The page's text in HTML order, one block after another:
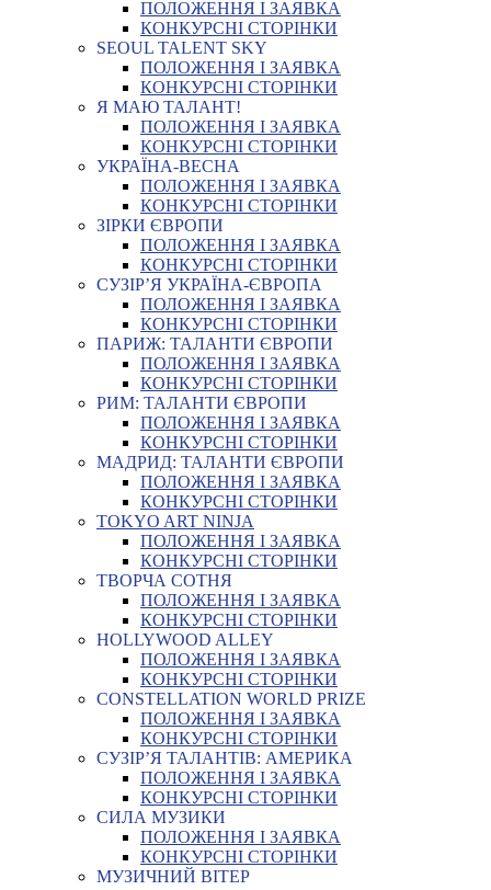
ПОЛОЖЕННЯ І ЗАЯВКА
КОНКУРСНІ СТОРІНКИ
SEOUL TALENT SKY
ПОЛОЖЕННЯ І ЗАЯВКА
КОНКУРСНІ СТОРІНКИ
Я МАЮ ТАЛАНТ!
ПОЛОЖЕННЯ І ЗАЯВКА
КОНКУРСНІ СТОРІНКИ
УКРАЇНА-ВЕСНА
ПОЛОЖЕННЯ І ЗАЯВКА
КОНКУРСНІ СТОРІНКИ
ЗІРКИ ЄВРОПИ
ПОЛОЖЕННЯ І ЗАЯВКА
КОНКУРСНІ СТОРІНКИ
СУЗІР’Я УКРАЇНА-ЄВРОПА
ПОЛОЖЕННЯ І ЗАЯВКА
КОНКУРСНІ СТОРІНКИ
ПАРИЖ: ТАЛАНТИ ЄВРОПИ
ПОЛОЖЕННЯ І ЗАЯВКА
КОНКУРСНІ СТОРІНКИ
РИМ: ТАЛАНТИ ЄВРОПИ
ПОЛОЖЕННЯ І ЗАЯВКА
КОНКУРСНІ СТОРІНКИ
МАДРИД: ТАЛАНТИ ЄВРОПИ
ПОЛОЖЕННЯ І ЗАЯВКА
КОНКУРСНІ СТОРІНКИ
TOKYO ART NINJA
ПОЛОЖЕННЯ І ЗАЯВКА
КОНКУРСНІ СТОРІНКИ
ТВОРЧА СОТНЯ
ПОЛОЖЕННЯ І ЗАЯВКА
КОНКУРСНІ СТОРІНКИ
HOLLYWOOD ALLEY
ПОЛОЖЕННЯ І ЗАЯВКА
КОНКУРСНІ СТОРІНКИ
CONSTELLATION WORLD PRIZE
ПОЛОЖЕННЯ І ЗАЯВКА
КОНКУРСНІ СТОРІНКИ
СУЗІР’Я ТАЛАНТІВ: АМЕРИКА
ПОЛОЖЕННЯ І ЗАЯВКА
КОНКУРСНІ СТОРІНКИ
СИЛА МУЗИКИ
ПОЛОЖЕННЯ І ЗАЯВКА
КОНКУРСНІ СТОРІНКИ
МУЗИЧНИЙ ВІТЕР